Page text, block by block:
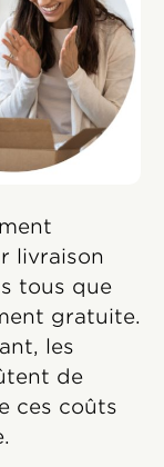
livraison
tous que
gratuite.
les
de
ces coûts